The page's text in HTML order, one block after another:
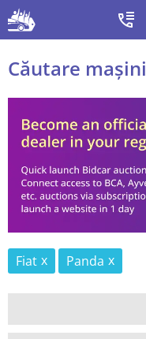
Căutare mașini
Fiat Panda